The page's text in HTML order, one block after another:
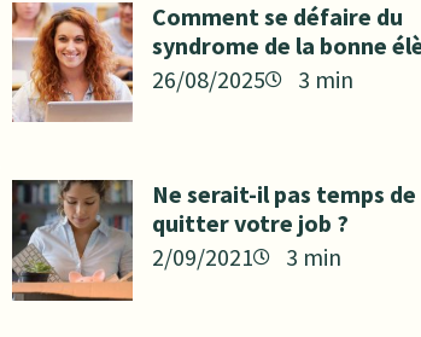
Comment se défaire du
syndrome de la bonne
26/08/2025
Ne serait-il pas temps de
quitter votre job ?
2/09/2021